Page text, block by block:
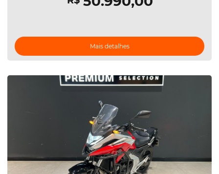
Mais detalhes